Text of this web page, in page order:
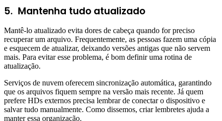
5. Mantenha tudo atualizado
Mantê-lo atualizado evita dores de cabeça quando for preciso
recuperar um arquivo. Frequentemente, as pessoas fazem uma cópia
e esquecem de atualizar, deixando versões antigas que não servem
mais. Para evitar esse problema, é bom definir uma rotina de
atualização.
Serviços de nuvem oferecem sincronização automática, garantindo
que os arquivos fiquem sempre na versão mais recente. Já quem
prefere HDs externos precisa lembrar de conectar o dispositivo e
salvar tudo manualmente. Como dissemos, criar lembretes ajuda a
manter essa organização.